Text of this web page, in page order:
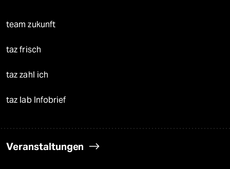
team zukunft
taz frisch
taz zahl ich
taz lab Infobrief
Veranstaltungen